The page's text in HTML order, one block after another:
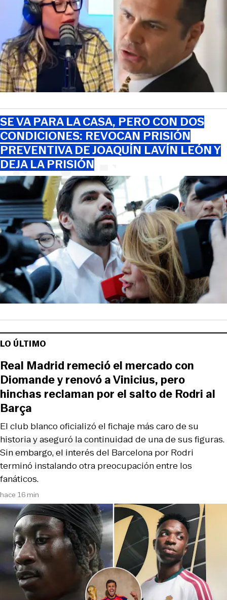
SE VA PARA LA CASA, PERO CON DOS
CONDICIONES: REVOCAN PRISIÓN
PREVENTIVA DE JOAQUÍN LAVÍN LEÓN Y
DEJA LA PRISIÓN
LO ÚLTIMO
hace 16 min
El club blanco oficializó el fichaje más caro de su
historia y aseguró la continuidad de una de sus figuras.
Sin embargo, el interés del Barcelona por Rodri
terminó instalando otra preocupación entre los
fanáticos.
Real Madrid remeció el mercado con
Diomande y renovó a Vinicius, pero
hinchas reclaman por el salto de Rodri al
Barça